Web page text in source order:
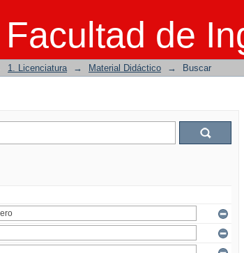
de
1. Licenciatura → Material Didáctico → Buscar